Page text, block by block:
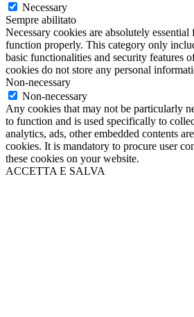
Necessary
Sempre abilitato
Necessary cookies are absolutely
function properly. This category only
basic functionalities and security features
cookies do not store any personal
Non-necessary
Non-necessary
Any cookies that may not be particularly
to function and is used specifically to
analytics, ads, other embedded contents
cookies. It is mandatory to procure user
these cookies on your website.
ACCETTA E SALVA